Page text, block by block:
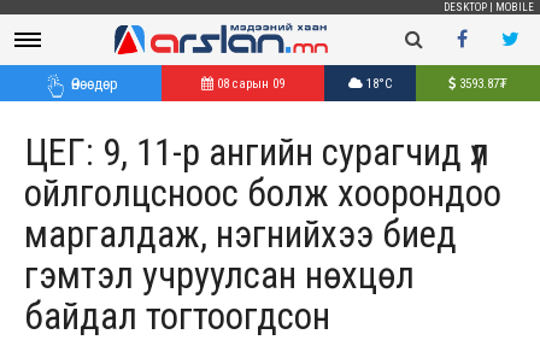
DESKTOP MOBILE
Өнөөдөр 08 сарын 09 18°C 3593.87₮
ЦЕГ: 9, 11-р ангийн сурагчид үл
ойлголцсноос болж хоорондоо
маргалдаж, нэгнийхээ биед
гэмтэл учруулсан нөхцөл
байдал тогтоогдсон